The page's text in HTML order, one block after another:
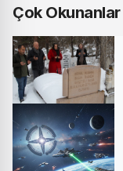
Çok Okunanlar